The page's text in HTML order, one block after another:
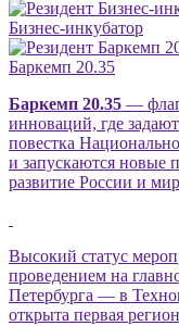
Бизнес-инкубатор
Баркемп 20.35
Баркемп 20.35 —
инноваций, где
повестка
и запускаются новые
развитие России и
Высокий статус
проведением на
Петербурга — в
открыта первая